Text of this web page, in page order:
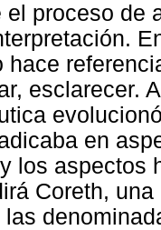
proceso de
esclarecer.
en
los aspectos
Coreth,